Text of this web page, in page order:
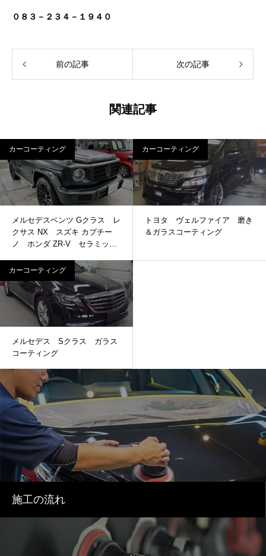
０８３－２３４－１９４０
前の記事 次の記事
関連記事
カーコーティング
メルセデスベンツ Gクラス レ
クサス NX スズキ カプチー
ノ ホンダ ZR-V セラミック
ング ヘッドライトリペア ヘ
ッドライトプロテクション そ
の他
カーコーティング
トヨタ ヴェルファイア 磨き
＆ガラスコーティング
カーコーティング
メルセデス Sクラス ガラス
コーティング
施工の流れ